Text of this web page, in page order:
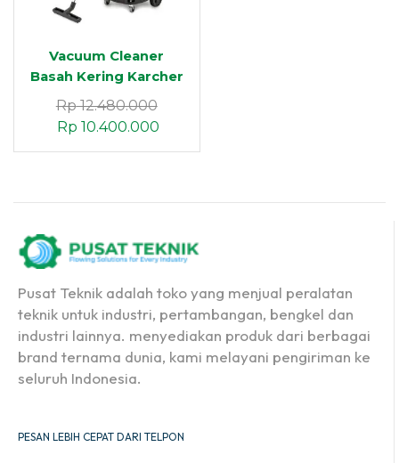
Vacuum Cleaner
Basah Kering Karcher
NT 70/2 Me Classic EU
Dua Motor Stainless
Rp12.480.000
Rp 10.400.000
Pusat Teknik adalah toko yang menjual peralatan
teknik untuk industri, pertambangan, bengkel dan
industri lainnya. menyediakan produk dari berbagai
brand ternama dunia, kami melayani pengiriman ke
seluruh Indonesia.
PESAN LEBIH CEPAT DARI TELPON